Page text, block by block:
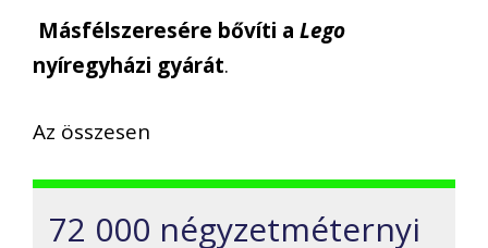
Másfélszeresére bővíti a Lego
nyíregyházi gyárát.
Az összesen
72 000 négyzetméternyi